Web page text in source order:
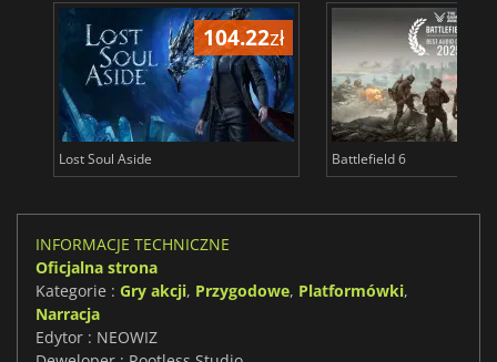
104.22zł
Lost Soul Aside Battlefield 6
INFORMACJE TECHNICZNE
Oficjalna strona
Kategorie : Gry akcji, Przygodowe, Platformówki,
Narracja
Edytor : NEOWIZ